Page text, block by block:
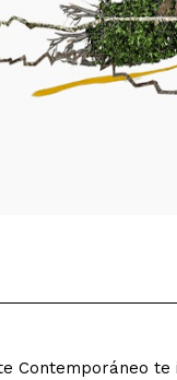
Contemporáneo te